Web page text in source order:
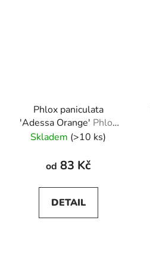
Phlox paniculata
'Adessa Orange' Phlox
paniculata 'Adessa
Skladem (>10 ks)
od 83 Kč
DETAIL